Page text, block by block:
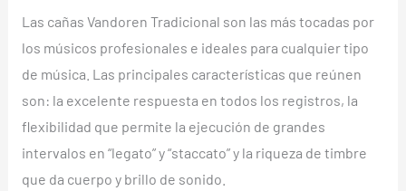
Las cañas Vandoren Tradicional son las más tocadas por
los músicos profesionales e ideales para cualquier tipo
de música. Las principales características que reúnen
son: la excelente respuesta en todos los registros, la
flexibilidad que permite la ejecución de grandes
intervalos en “legato” y “staccato” y la riqueza de timbre
que da cuerpo y brillo de sonido.